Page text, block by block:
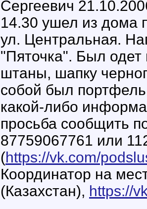
Сергеевич
14.30 ушел из дома
ул. Центральная.
"Пяточка". Был одет
штаны, шапку
собой был портфель
какой-либо
просьба сообщить
87759067761 или
(https://vk.com/
Координатор на
(Казахстан), https://